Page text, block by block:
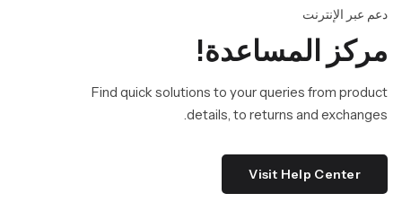
دعم عبر الإنترنت
مركز المساعدة!
Find quick solutions to your queries from product
details, to returns and exchanges.
Visit Help Center